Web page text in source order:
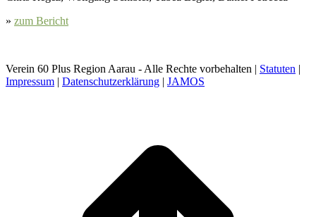
» zum Bericht
Verein 60 Plus Region Aarau - Alle Rechte vorbehalten | Statuten |
Impressum | Datenschutzerklärung | JAMOS